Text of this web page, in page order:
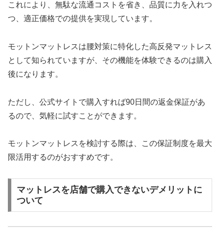
これにより、無駄な流通コストを省き、品質に力を入れつ
つ、適正価格での提供を実現しています。
モットンマットレスは腰対策に特化した高反発マットレス
として知られていますが、その機能を体験できるのは購入
後になります。
ただし、公式サイトで購入すれば90日間の返金保証があ
るので、気軽に試すことができます。
モットンマットレスを検討する際は、この保証制度を最大
限活用するのがおすすめです。
マットレスを店舗で購入できないデメリットに
ついて